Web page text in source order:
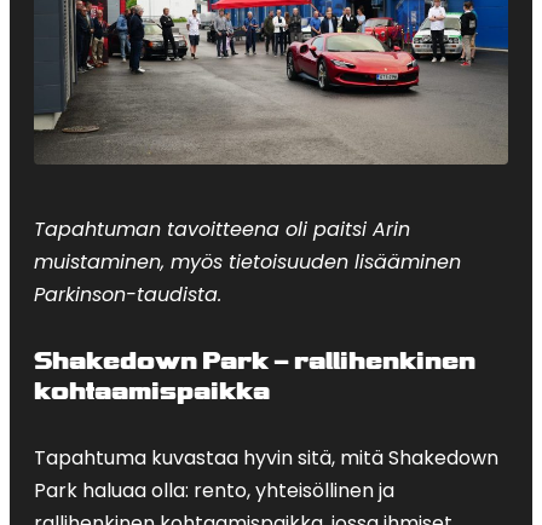
Tapahtuman tavoitteena oli paitsi Arin
muistaminen, myös tietoisuuden lisääminen
Parkinson-taudista.
Shakedown Park – rallihenkinen
kohtaamispaikka
Tapahtuma kuvastaa hyvin sitä, mitä Shakedown
Park haluaa olla: rento, yhteisöllinen ja